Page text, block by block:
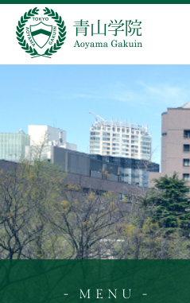
- MENU -